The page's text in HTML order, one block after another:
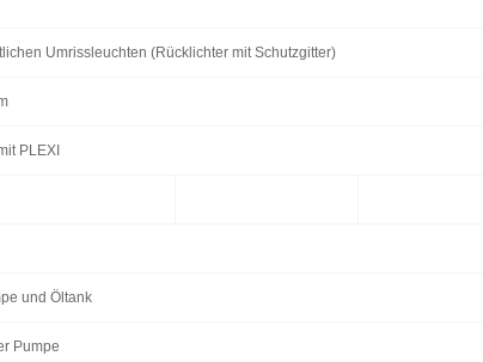
Umrissleuchten (Rücklichter mit Schutzgitter)
PLEXI
und Öltank
Pumpe